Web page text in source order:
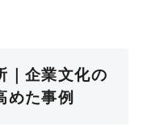
｜企業文化の
めた事例